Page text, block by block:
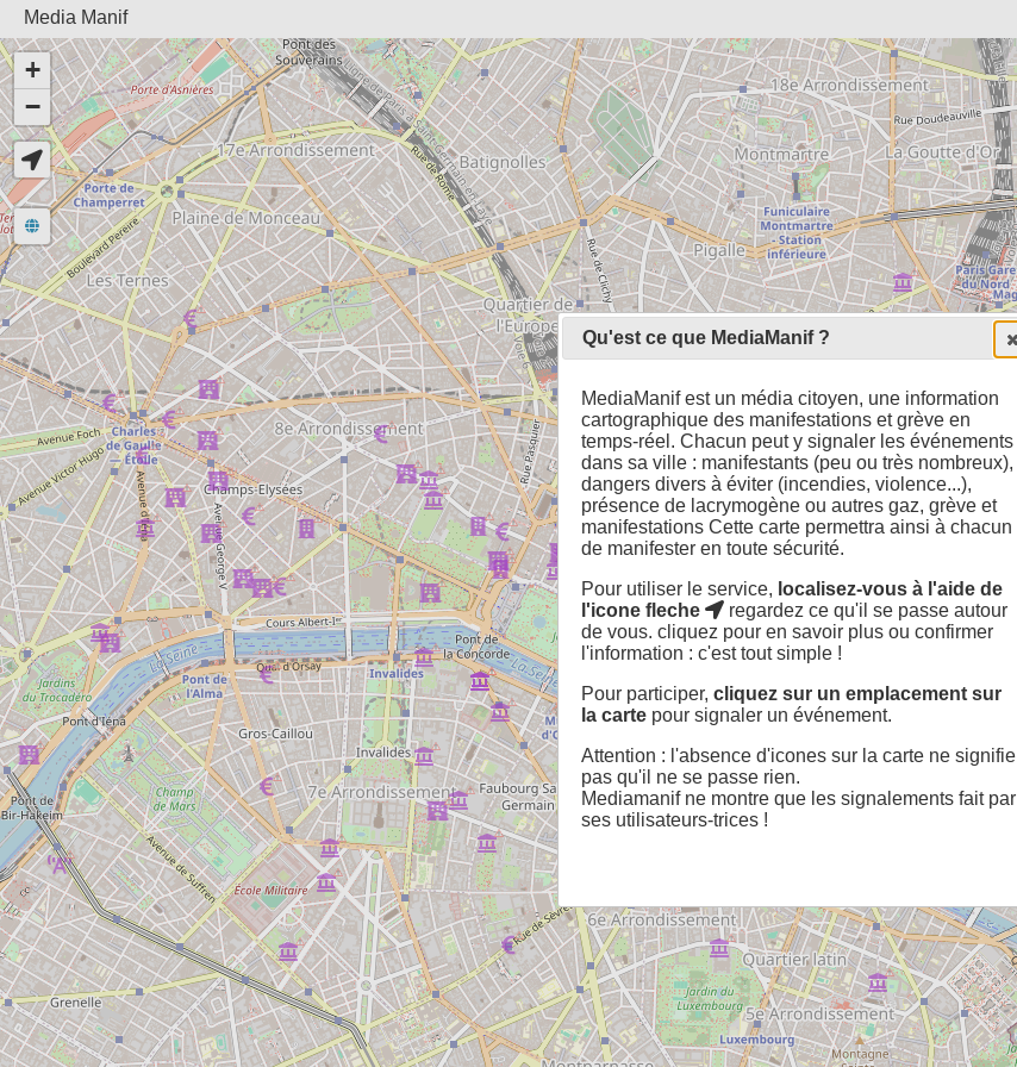
Media Manif
+
−
Qu'est ce que MediaManif ?
MediaManif est un média citoyen, une information
cartographique des manifestations et grève en
temps-réel. Chacun peut y signaler les événements
dans sa ville : manifestants (peu ou très nombreux),
dangers divers à éviter (incendies, violence...),
présence de lacrymogène ou autres gaz, grève et
manifestations Cette carte permettra ainsi à chacun
de manifester en toute sécurité.
Pour utiliser le service, localisez-vous à l'aide de
l'icone fleche
regardez ce qu'il se passe autour
de vous. cliquez pour en savoir plus ou confirmer
l'information : c'est tout simple !
Pour participer, cliquez sur un emplacement sur
la cartepour signaler un événement.
Attention : l'absence d'icones sur la carte ne signifie
pas qu'il ne se passe rien.
Mediamanif ne montre que les signalements fait par
ses utilisateurs-trices !